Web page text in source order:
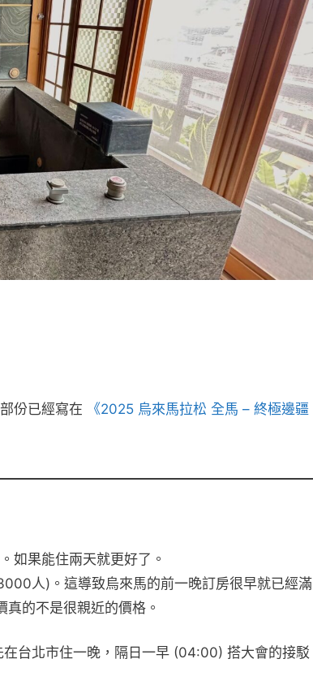
份已經寫在
《2025 烏來馬拉松 全馬 – 終極邊疆
如果能住兩天就更好了。
人)。這導致烏來馬的前一晚訂房很早就已經滿
的不是很親近的價格。
台北市住一晚，隔日一早 (04:00) 搭大會的接駁